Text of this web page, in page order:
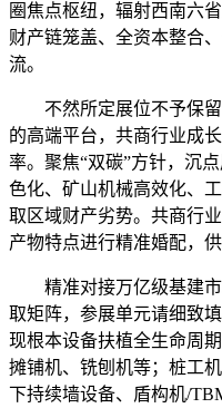
圈焦点枢纽，辐射西南六
财产链笼盖、全资本整合
流。
不然所定展位不予保留
的高端平台，共商行业成
率。聚焦“双碳”方针，沉
色化、矿山机械高效化、
取区域财产劣势。共商行
产物特点进行精准婚配，
精准对接万亿级基建市
取矩阵，参展单元请细致
现根本设备扶植全生命周
摊铺机、铣刨机等；桩工
下持续墙设备、盾构机/